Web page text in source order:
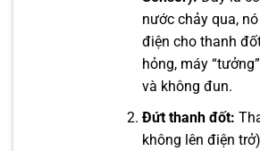
nước chảy qua,
điện cho thanh
hỏng, máy
và không đun.
Đứt thanh đốt:
không lên điện